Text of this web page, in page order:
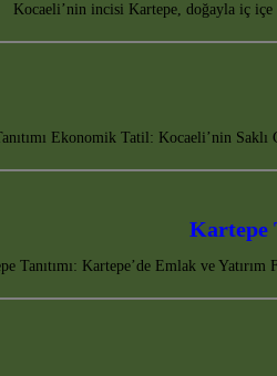
Kocaeli’nin incisi Kartepe, doğayla iç
Ekonomik Tatil: Kocaeli’nin
Kartepe
Tanıtımı: Kartepe’de Emlak ve